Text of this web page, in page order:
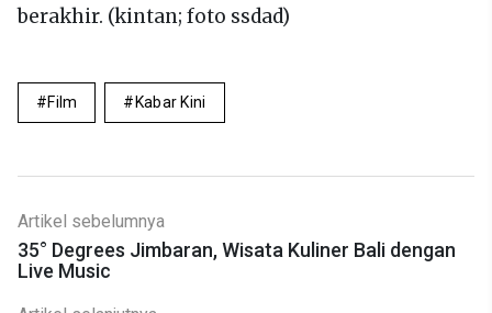
berakhir. (kintan; foto ssdad)
Film Kabar Kini
Artikel sebelumnya
35° Degrees Jimbaran, Wisata Kuliner Bali dengan
Live Music